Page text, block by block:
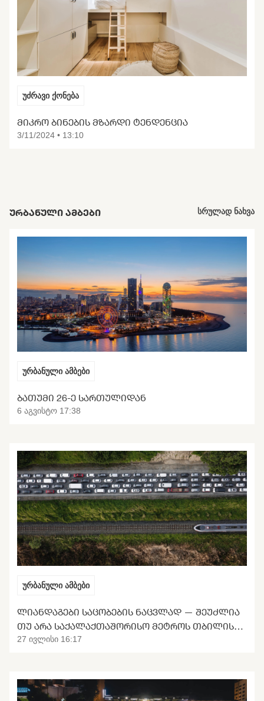
უძრავი ქონება
ᲛᲘᲙᲠᲝ ᲑᲘᲜᲔᲑᲘᲡ ᲛᲖᲐᲠᲓᲘ ᲢᲔᲜᲓᲔᲜᲪᲘᲐ
3/11/2024 • 13:10
ᲣᲠᲑᲐᲜᲣᲚᲘ ᲐᲛᲑᲔᲑᲘ სრულად ნახვა
ურბანული ამბები
ᲑᲐᲗᲣᲛᲘ 26-Ე ᲡᲐᲠᲗᲣᲚᲘᲓᲐᲜ
6 აგვისტო 17:38
ურბანული ამბები
ᲚᲘᲐᲜᲓᲐᲒᲔᲑᲘ ᲡᲐᲪᲝᲑᲔᲑᲘᲡ ᲜᲐᲪᲕᲚᲐᲓ — ᲨᲔᲣᲫᲚᲘᲐ
ᲗᲣ ᲐᲠᲐ ᲡᲐᲥᲐᲚᲐᲥᲗᲐᲨᲝᲠᲘᲡᲝ ᲛᲔᲢᲠᲝᲡ ᲗᲑᲘᲚᲘᲡᲘᲡ
ᲒᲐᲜᲢᲕᲘᲠᲗᲕᲐ
27 ივლისი 16:17